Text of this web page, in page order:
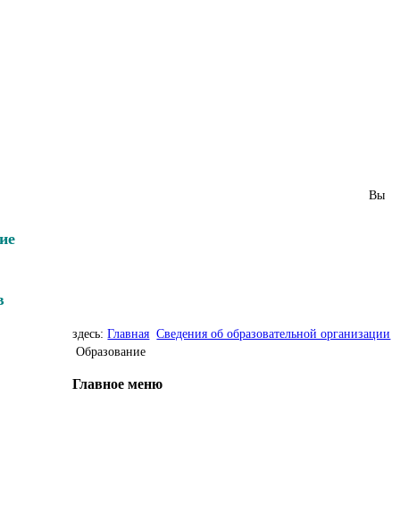
Вы
здесь:Главная Сведения об образовательной организации
Образование
Главное меню